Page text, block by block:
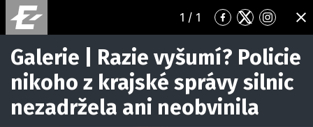
1 / 1
Přejít
na
Facebook
Přejít
na
Twitter
Přejít
na
Galerie | Razie vyšumí? Policie
nikoho z krajské správy silnic
nezadržela ani neobvinila